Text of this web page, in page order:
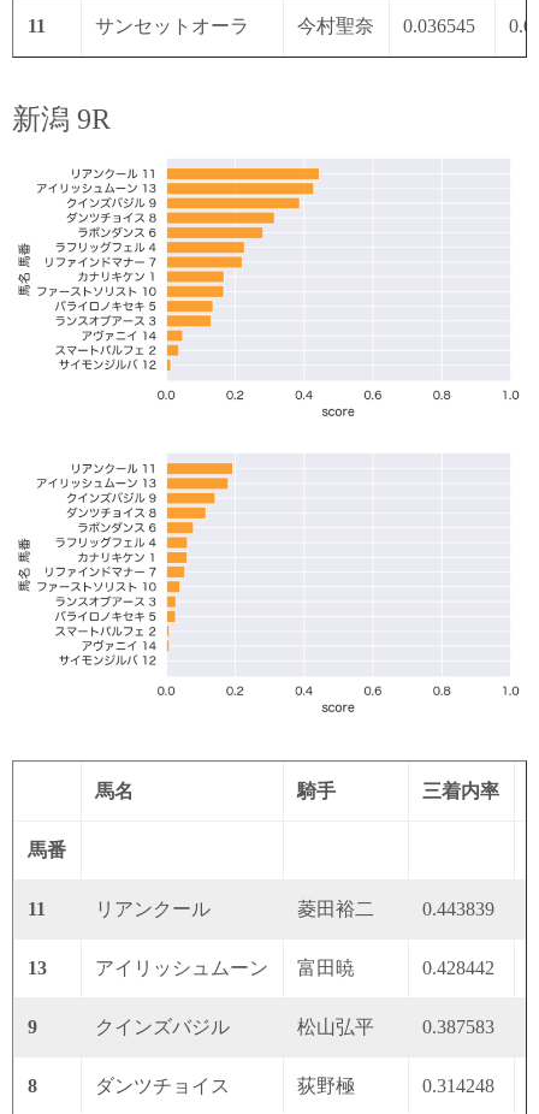
11 サンセットオーラ 今村聖奈 0.036545
新潟 9R
馬名 騎手 三着内率
馬番
11 リアンクール 菱田裕二 0.443839
13 アイリッシュムーン 富田暁 0.428442
9 クインズバジル 松山弘平 0.387583
8 ダンツチョイス 荻野極 0.314248